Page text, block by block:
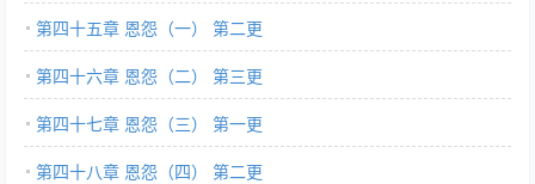
第四十五章 恩怨（一） 第二更
第四十六章 恩怨（二） 第三更
第四十七章 恩怨（三） 第一更
第四十八章 恩怨（四） 第二更